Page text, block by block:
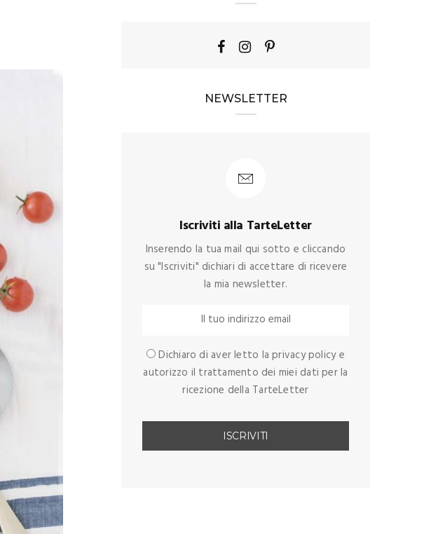
NEWSLETTER
Iscriviti alla TarteLetter
Inserendo la tua mail qui sotto e cliccando
su "Iscriviti" dichiari di accettare di ricevere
la mia newsletter.
Dichiaro di aver letto la privacy policy e
autorizzo il trattamento dei miei dati per la
ricezione della TarteLetter